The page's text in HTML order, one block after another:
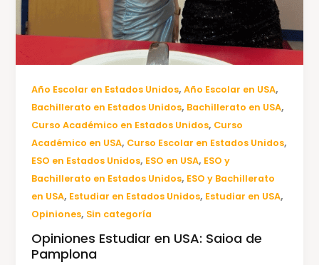
Año Escolar en Estados Unidos,Año Escolar en USA,
Bachillerato en Estados Unidos, Bachillerato en USA,
Curso Académico en Estados Unidos, Curso
Académico en USA, Curso Escolar en Estados Unidos,
ESO en Estados Unidos, ESO en USA, ESO y
Bachillerato en Estados Unidos, ESO y Bachillerato
en USA, Estudiar en Estados Unidos, Estudiar en USA,
Opiniones, Sin categoría
Opiniones Estudiar en USA: Saioa de
Pamplona